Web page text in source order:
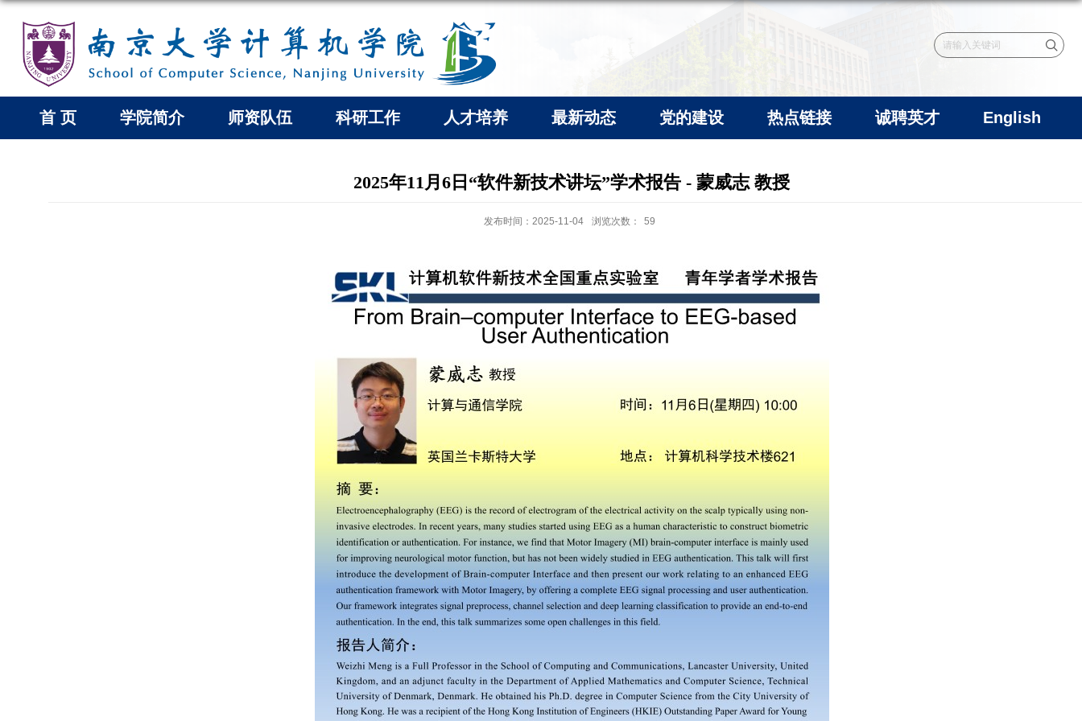
首 页 学院简介 师资队伍 科研工作 人才培养 最新动态 党的建设 热点链接 诚聘英才 English
2025年11月6日“软件新技术讲坛”学术报告 - 蒙威志 教授
发布时间：2025-11-04 浏览次数： 59